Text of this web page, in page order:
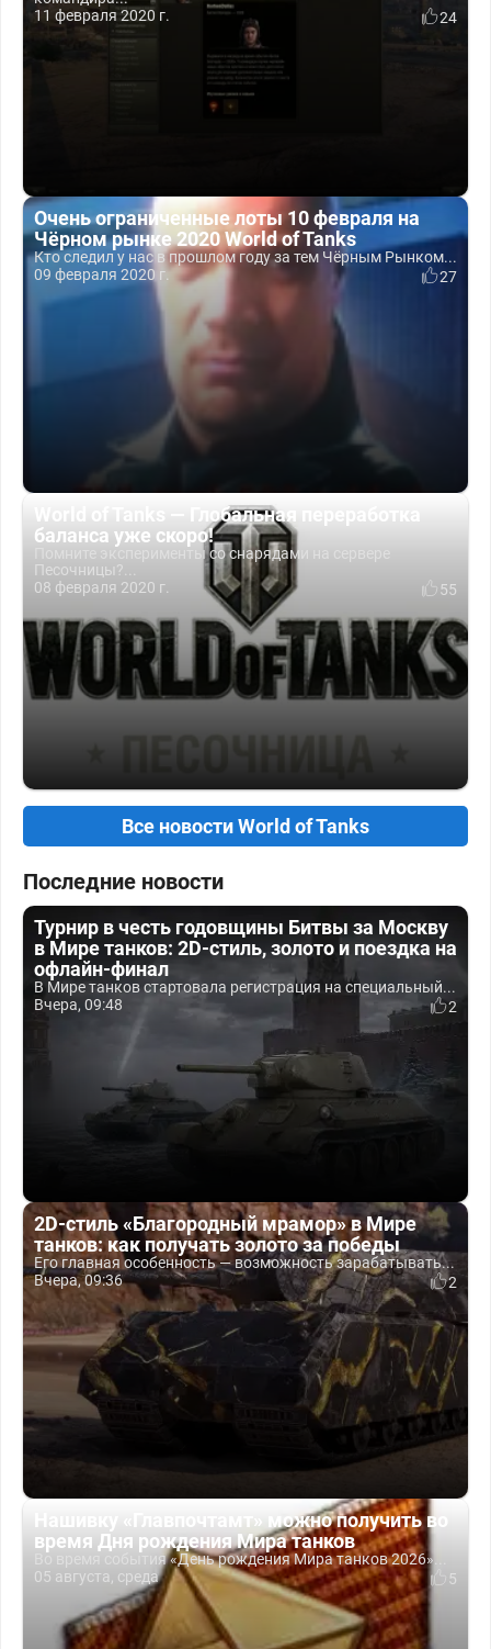
11 февраля 2020 г.
24
Очень ограниченные лоты 10 февраля на
Чёрном рынке 2020 World of Tanks
Кто следил у нас в прошлом году за тем Чёрным Рынком...
09 февраля 2020 г.
27
World of Tanks — Глобальная переработка
баланса уже скоро!
Помните эксперименты со снарядами на сервере
Песочницы?...
08 февраля 2020 г.
55
Все новости World of Tanks
Последние новости
Турнир в честь годовщины Битвы за Москву
в Мире танков: 2D-стиль, золото и поездка на
офлайн-финал
В Мире танков стартовала регистрация на специальный...
Вчера, 09:48
2
2D-стиль «Благородный мрамор» в Мире
танков: как получать золото за победы
Его главная особенность — возможность зарабатывать...
Вчера, 09:36
2
Нашивку «Главпочтамт» можно получить во
время Дня рождения Мира танков
Во время события «День рождения Мира танков 2026»...
05 августа, среда
5